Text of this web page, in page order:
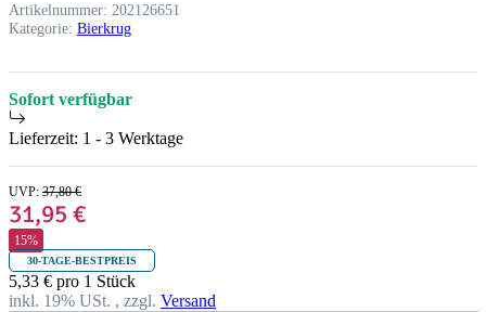
Artikelnummer: 202126651
Kategorie: Bierkrug
Sofort verfügbar
Lieferzeit: 1 - 3 Werktage
UVP: 37,80 €
31,95 €
15%
30-TAGE-BESTPREIS
5,33 € pro 1 Stück
inkl. 19% USt. , zzgl. Versand